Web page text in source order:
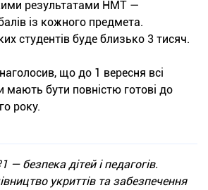
результатами НМТ —
із кожного предмета.
студентів буде близько 3 тисяч.
що до 1 вересня всі
мають бути повністю готові до
року.
безпека дітей і педагогів.
укриттів та забезпечення